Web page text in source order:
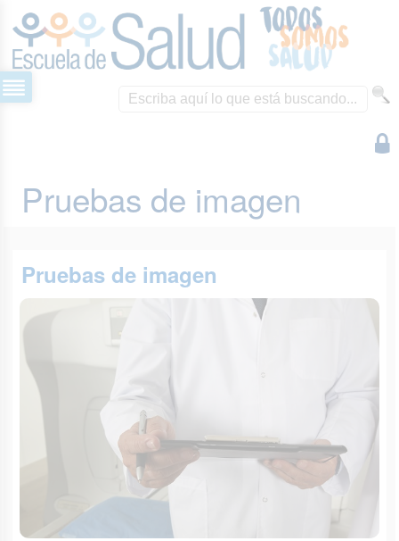
Pruebas de imagen
Pruebas de imagen